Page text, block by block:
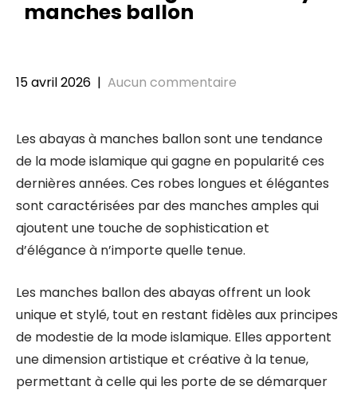
manches ballon
15 avril 2026 | Aucun commentaire
Les abayas à manches ballon sont une tendance
de la mode islamique qui gagne en popularité ces
dernières années. Ces robes longues et élégantes
sont caractérisées par des manches amples qui
ajoutent une touche de sophistication et
d’élégance à n’importe quelle tenue.
Les manches ballon des abayas offrent un look
unique et stylé, tout en restant fidèles aux principes
de modestie de la mode islamique. Elles apportent
une dimension artistique et créative à la tenue,
permettant à celle qui les porte de se démarquer